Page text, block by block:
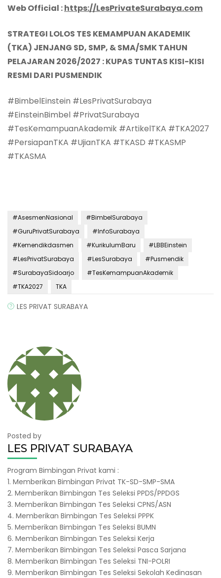
Web Official :https://LesPrivateSurabaya.com
STRATEGI LOLOS TES KEMAMPUAN AKADEMIK
(TKA) JENJANG SD, SMP, & SMA/SMK TAHUN
PELAJARAN 2026/2027 : KUPAS TUNTAS KISI-KISI
RESMI DARI PUSMENDIK
#BimbelEinstein #LesPrivatSurabaya
#EinsteinBimbel #PrivatSurabaya
#TesKemampuanAkademik #ArtikelTKA #TKA2027
#PersiapanTKA #UjianTKA #TKASD #TKASMP
#TKASMA
#AsesmenNasional
#BimbelSurabaya
#GuruPrivatSurabaya
#InfoSurabaya
#Kemendikdasmen
#KurikulumBaru
#LBBEinstein
#LesPrivatSurabaya
#LesSurabaya
#Pusmendik
#SurabayaSidoarjo
#TesKemampuanAkademik
#TKA2027
TKA
LES PRIVAT SURABAYA
Posted by
LES PRIVAT SURABAYA
Program Bimbingan Privat kami :
1. Memberikan Bimbingan Privat TK-SD-SMP-SMA
2. Memberikan Bimbingan Tes Seleksi PPDS/PPDGS
3. Memberikan Bimbingan Tes Seleksi CPNS/ASN
4. Memberikan Bimbingan Tes Seleksi PPPK
5. Memberikan Bimbingan Tes Seleksi BUMN
6. Memberikan Bimbingan Tes Seleksi Kerja
7. Memberikan Bimbingan Tes Seleksi Pasca Sarjana
8. Memberikan Bimbingan Tes Seleksi TNI-POLRI
9. Memberikan Bimbingan Tes Seleksi Sekolah Kedinasan